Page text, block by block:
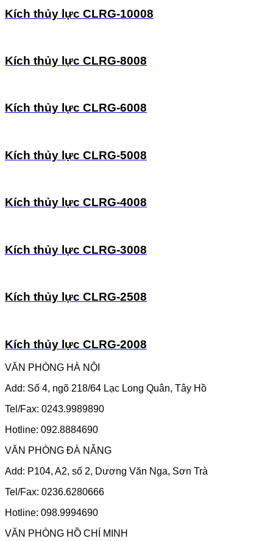
Kích thủy lực CLRG-10008
Kích thủy lực CLRG-8008
Kích thủy lực CLRG-6008
Kích thủy lực CLRG-5008
Kích thủy lực CLRG-4008
Kích thủy lực CLRG-3008
Kích thủy lực CLRG-2508
Kích thủy lực CLRG-2008
VĂN PHÒNG HÀ NỘI
Add: Số 4, ngõ 218/64 Lạc Long Quân, Tây Hồ
Tel/Fax: 0243.9989890
Hotline: 092.8884690
VĂN PHÒNG ĐÀ NẴNG
Add: P104, A2, số 2, Dương Văn Nga, Sơn Trà
Tel/Fax: 0236.6280666
Hotline: 098.9994690
VĂN PHÒNG HỒ CHÍ MINH